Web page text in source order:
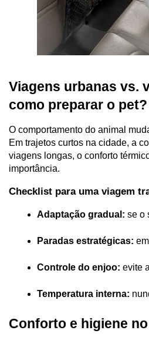
Viagens urbanas vs.
como preparar o pet?
O comportamento do animal
Em trajetos curtos na cidade, a
viagens longas, o conforto
importância.
Checklist para uma viagem
Adaptação gradual: se o
Paradas estratégicas:
Controle do enjoo: evite
Temperatura interna:
Conforto e higiene